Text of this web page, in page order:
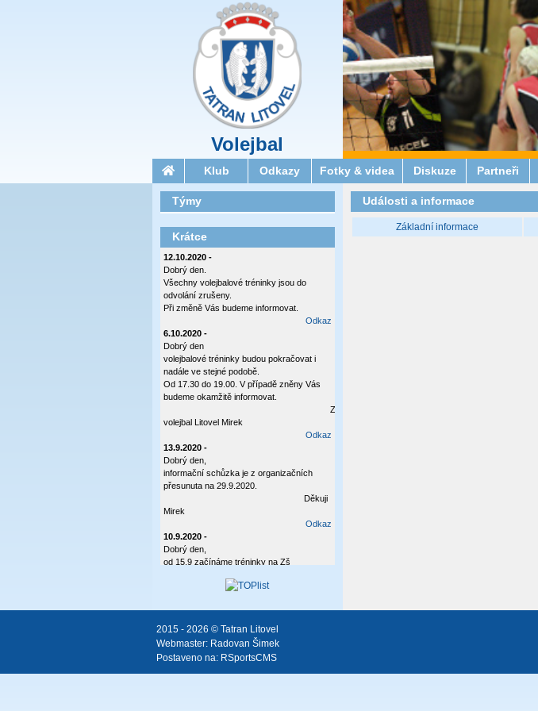
Volejbal
Klub Odkazy Fotky & videa Diskuze Partneři
Události a informace
Základní informace
Týmy
Krátce
12.10.2020 -
Dobrý den.
Všechny volejbalové tréninky jsou do
odvolání zrušeny.
Při změně Vás budeme informovat.
Odkaz
6.10.2020 -
Dobrý den
volejbalové tréninky budou pokračovat i
nadále ve stejné podobě.
Od 17.30 do 19.00. V případě zněny Vás
budeme okamžitě informovat.
Za
volejbal Litovel Mirek
Odkaz
13.9.2020 -
Dobrý den,
informační schůzka je z organizačních
přesunuta na 29.9.2020.
Děkuji
Mirek
Odkaz
10.9.2020 -
Dobrý den,
od 15.9 začínáme tréninky na Zš
17:20. Trénink bude od 17:30 do 19:00.S
pitíčko. V úterý 22.9 bych všechny rodiče
rád pozval na informační schůzku. Vše
Vám bude posláno písemně.
Pěkný den Švec Mirek 604414330
Odkaz
2015 - 2026 © Tatran Litovel
Webmaster: Radovan Šimek
Postaveno na: RSportsCMS